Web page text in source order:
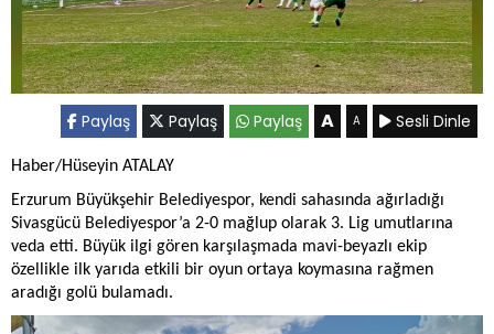
Paylaş Paylaş Paylaş A A Sesli Dinle
Haber/Hüseyin ATALAY
Erzurum Büyükşehir Belediyespor, kendi sahasında ağırladığı
Sivasgücü Belediyespor’a 2-0 mağlup olarak 3. Lig umutlarına
veda etti. Büyük ilgi gören karşılaşmada mavi-beyazlı ekip
özellikle ilk yarıda etkili bir oyun ortaya koymasına rağmen
aradığı golü bulamadı.